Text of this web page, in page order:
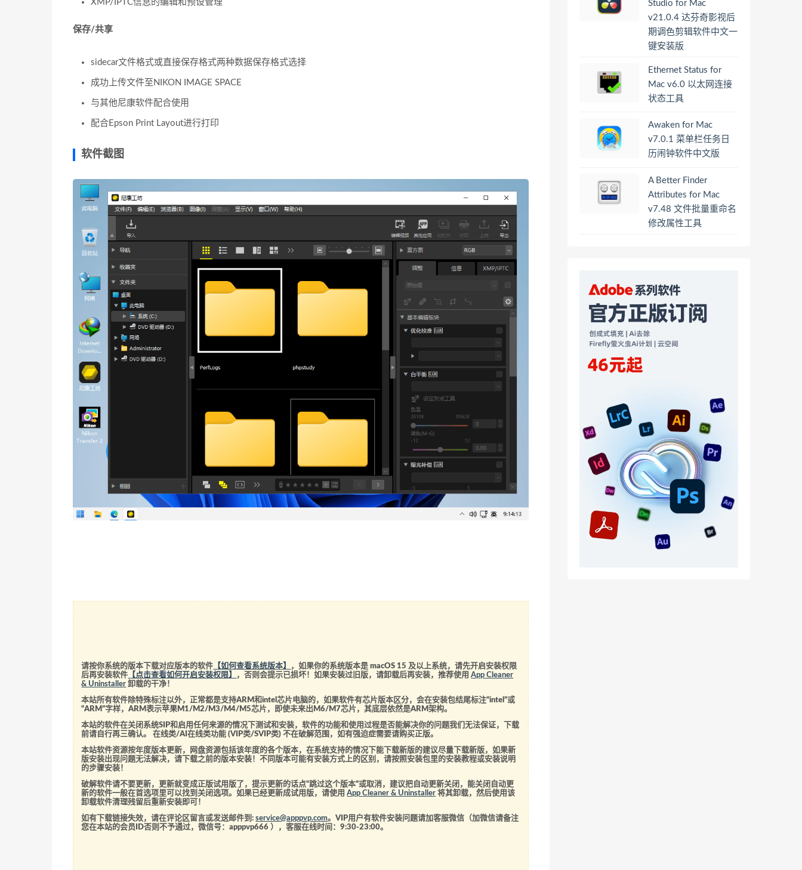
XMP/IPTC信息的编辑和预设管理
保存/共享
sidecar文件格式或直接保存格式两种数据保存格式选择
成功上传文件至NIKON IMAGE SPACE
与其他尼康软件配合使用
配合Epson Print Layout进行打印
软件截图
请按你系统的版本下载对应版本的软件 【如何查看系统版本】
，如果你的系统版本是 macOS 15 及以上系统，请先开启安装权限
后再安装软件 【点击查看如何开启安装权限】 ，否则会提示已损坏！如果安装过旧版，请卸载后再安装，推荐使用App Cleaner
& Uninstaller 卸载的干净！
本站所有软件除特殊标注以外，正常都是支持ARM和intel芯片电脑的，如果软件有芯片版本区分，会在安装包结尾标注“intel”或
“ARM”字样，ARM表示苹果M1/M2/M3/M4/M5芯片，即使未来出M6/M7芯片，其底层依然是ARM架构。
本站的软件在关闭系统SIP和启用任何来源的情况下测试和安装，软件的功能和使用过程是否能解决你的问题我们无法保证，下载
前请自行再三确认。 在线类/AI在线类功能 (VIP类/SVIP类) 不在破解范围，如有强迫症需要请购买正版。
本站软件资源按年度版本更新，网盘资源包括该年度的各个版本，在系统支持的情况下能下载新版的建议尽量下载新版，如果新
版安装出现问题无法解决，请下载之前的版本安装！不同版本可能有安装方式上的区别，请按照安装包里的安装教程或安装说明
的步骤安装！
破解软件请不要更新，更新就变成正版试用版了，提示更新的话点“跳过这个版本”或取消，建议把自动更新关闭，能关闭自动更
新的软件一般在首选项里可以找到关闭选项。如果已经更新成试用版，请使用App Cleaner & Uninstaller 将其卸载，然后使用该
卸载软件清理残留后重新安装即可！
如有下载链接失效，请在评论区留言或发送邮件到:service@apppvp.com。VIP用户有软件安装问题请加客服微信（加微信请备注
您在本站的会员ID否则不予通过，微信号：apppvp666 ），客服在线时间：9:30-23:00。
Studio for Mac
v21.0.4 达芬奇影视后
期调色剪辑软件中文一
键安装版
Ethernet Status for
Mac v6.0 以太网连接
状态工具
Awaken for Mac
v7.0.1 菜单栏任务日
历闹钟软件中文版
A Better Finder
Attributes for Mac
v7.48 文件批量重命名
修改属性工具